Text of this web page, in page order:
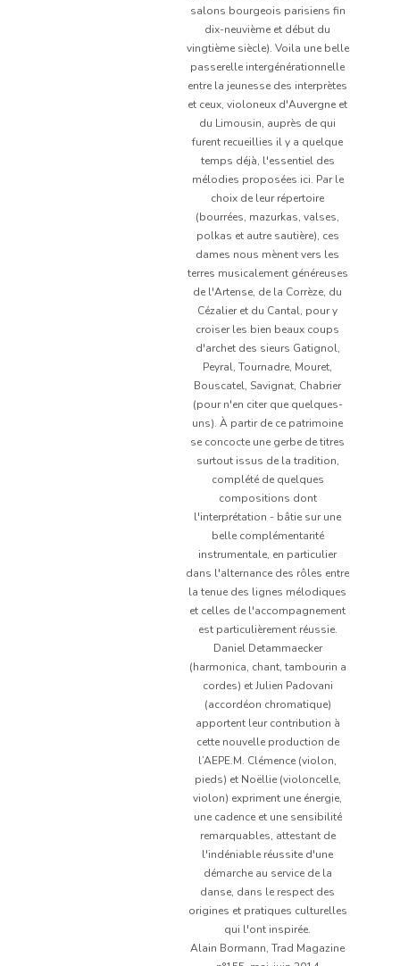
salons bourgeois parisiens fin
dix-neuvième et début du
vingtième siècle). Voila une belle
passerelle intergénérationnelle
entre la jeunesse des interprètes
et ceux, violoneux d'Auvergne et
du Limousin, auprès de qui
furent recueillies il y a quelque
temps déjà, l'essentiel des
mélodies proposées ici. Par le
choix de leur répertoire
(bourrées, mazurkas, valses,
polkas et autre sautière), ces
dames nous mènent vers les
terres musicalement généreuses
de l'Artense, de la Corrèze, du
Cézalier et du Cantal, pour y
croiser les bien beaux coups
d'archet des sieurs Gatignol,
Peyral, Tournadre, Mouret,
Bouscatel, Savignat, Chabrier
(pour n'en citer que quelques-
uns). À partir de ce patrimoine
se concocte une gerbe de titres
surtout issus de la tradition,
complété de quelques
compositions dont
l'interprétation - bâtie sur une
belle complémentarité
instrumentale, en particulier
dans l'alternance des rôles entre
la tenue des lignes mélodiques
et celles de l'accompagnement
est particulièrement réussie.
Daniel Detammaecker
(harmonica, chant, tambourin a
cordes) et Julien Padovani
(accordéon chromatique)
apportent leur contribution à
cette nouvelle production de
l’AEPE.M. Clémence (violon,
pieds) et Noëllie (violoncelle,
violon) expriment une énergie,
une cadence et une sensibilité
remarquables, attestant de
l'indéniable réussite d'une
démarche au service de la
danse, dans le respect des
origines et pratiques culturelles
qui l'ont inspirée.
Alain Bormann, Trad Magazine